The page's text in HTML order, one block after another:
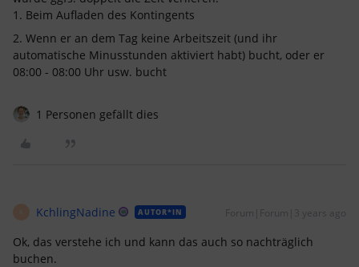
1. Beim Aufladen des Kontingents
2. Wenn er an dem Tag keine Arbeitszeit (und ihr
automatische Minusstunden aktiviert habt) bucht, oder er
08:00 - 08:00 Uhr usw. bucht
1 Personen gefällt dies
KchlingNadine AUTOR*IN Forum|Forum|3 years ago
Ok, das verstehe ich und kann das auch so nachträglich
buchen.